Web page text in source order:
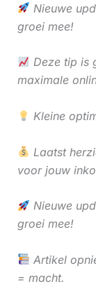
Nieuwe
groei mee!
Deze tip is
maximale
Kleine
Laatst
voor jouw
Nieuwe
groei mee!
Artikel
= macht.